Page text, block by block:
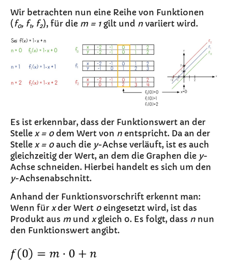
Wir betrachten nun eine Reihe von Funktionen
( f0, f1, f2), für die m = 1 gilt und n variiert wird.
Es ist erkennbar, dass der Funktionswert an der
Stelle x = 0 dem Wert von n entspricht. Da an der
Stelle x = 0 auch die y-Achse verläuft, ist es auch
gleichzeitig der Wert, an dem die Graphen die y-
Achse schneiden. Hierbei handelt es sich um den
y-Achsenabschnitt.
Anhand der Funktionsvorschrift erkennt man:
Wenn für xder Wert 0 eingesetzt wird, ist das
Produkt aus mund xgleich 0. Es folgt, dass n nun
den Funktionswert angibt.